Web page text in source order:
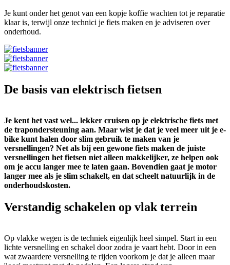
Je kunt onder het genot van een kopje koffie wachten tot je reparatie
klaar is, terwijl onze technici je fiets maken en je adviseren over
onderhoud.
De basis van elektrisch fietsen
Je kent het vast wel... lekker cruisen op je elektrische fiets met
de trapondersteuning aan. Maar wist je dat je veel meer uit je e-
bike kunt halen door slim gebruik te maken van je
versnellingen? Net als bij een gewone fiets maken de juiste
versnellingen het fietsen niet alleen makkelijker, ze helpen ook
om je accu langer mee te laten gaan. Bovendien gaat je motor
langer mee als je slim schakelt, en dat scheelt natuurlijk in de
onderhoudskosten.
Verstandig schakelen op vlak terrein
Op vlakke wegen is de techniek eigenlijk heel simpel. Start in een
lichte versnelling en schakel door zodra je vaart hebt. Door in een
wat zwaardere versnelling te rijden voorkom je dat je alleen maar